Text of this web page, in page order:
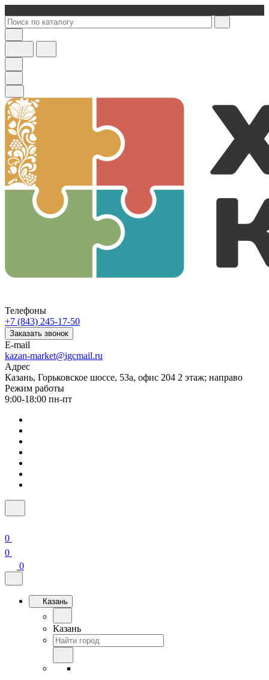
Телефоны
+7 (843) 245-17-50
Заказать звонок
E-mail
kazan-market@igcmail.ru
Адрес
Казань, ​Горьковское шоссе, 53а, офис 204 2 этаж; направо
Режим работы
9:00-18:00 пн-пт
0
0
0
Казань
Казань